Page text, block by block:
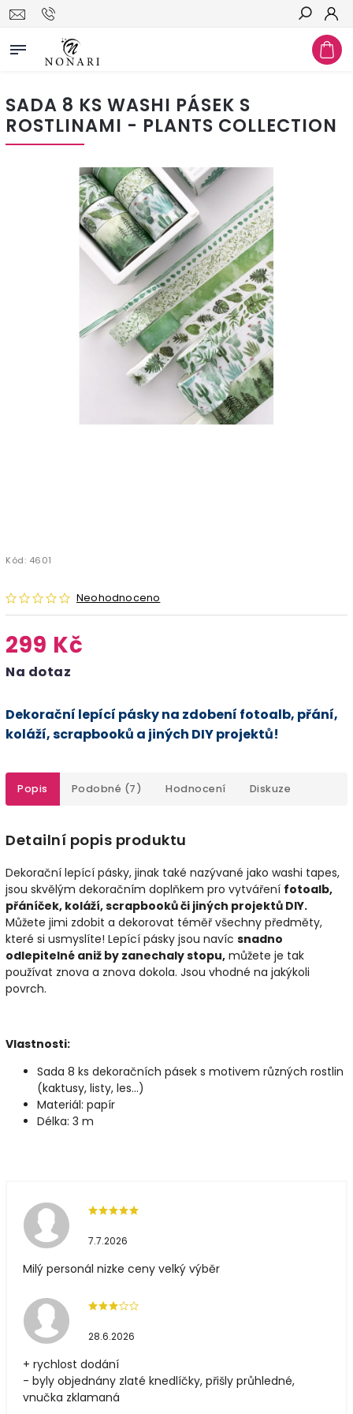
Hledat
SADA 8 KS WASHI PÁSEK S
ROSTLINAMI - PLANTS COLLECTION
Kód: 4601
Neohodnoceno
299 Kč
Na dotaz
Dekorační lepící pásky na zdobení fotoalb, přání,
koláží, scrapbooků a jiných DIY projektů!
Popis Podobné (7) Hodnocení Diskuze
Detailní popis produktu
Dekorační lepící pásky, jinak také nazývané jako washi tapes,
jsou skvělým dekoračním doplňkem pro vytváření fotoalb,
přáníček, koláží, scrapbooků či jiných projektů DIY.
Můžete jimi zdobit a dekorovat téměř všechny předměty,
které si usmyslíte! Lepící pásky jsou navíc snadno
odlepitelné aniž by zanechaly stopu, můžete je tak
používat znova a znova dokola. Jsou vhodné na jakýkoli
povrch.
Vlastnosti:
Sada 8 ks dekoračních pásek s motivem různých rostlin
(kaktusy, listy, les...)
Materiál: papír
Délka: 3 m
7.7.2026
Milý personál nizke ceny velký výběr
28.6.2026
+ rychlost dodání
- byly objednány zlaté knedlíčky, přišly průhledné,
vnučka zklamaná